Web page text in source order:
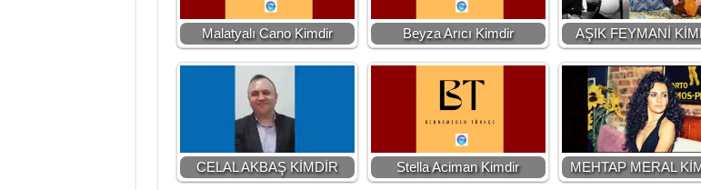
Malatyalı Cano Kimdir Beyza Arıcı Kimdir AŞIK FEYMANİ
CELAL AKBAŞ KİMDİR Stella Aciman Kimdir MEHTAP MERAL